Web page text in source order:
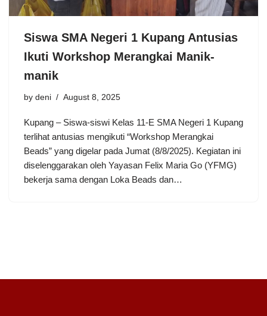
Siswa SMA Negeri 1 Kupang Antusias
Ikuti Workshop Merangkai Manik-
manik
by deni August 8, 2025
Kupang – Siswa-siswi Kelas 11-E SMA Negeri 1 Kupang
terlihat antusias mengikuti “Workshop Merangkai
Beads” yang digelar pada Jumat (8/8/2025). Kegiatan ini
diselenggarakan oleh Yayasan Felix Maria Go (YFMG)
bekerja sama dengan Loka Beads dan…